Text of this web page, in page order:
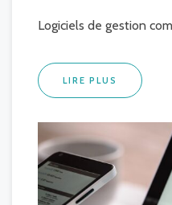
Logiciels de gestion
LIRE PLUS